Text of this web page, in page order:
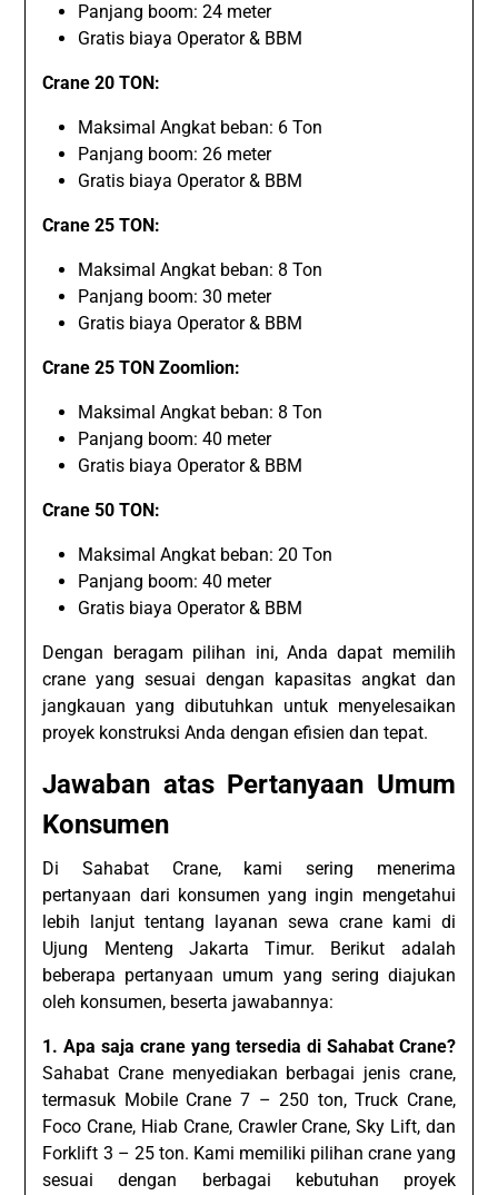
Panjang boom: 24 meter
Gratis biaya Operator & BBM
Crane 20 TON:
Maksimal Angkat beban: 6 Ton
Panjang boom: 26 meter
Gratis biaya Operator & BBM
Crane 25 TON:
Maksimal Angkat beban: 8 Ton
Panjang boom: 30 meter
Gratis biaya Operator & BBM
Crane 25 TON Zoomlion:
Maksimal Angkat beban: 8 Ton
Panjang boom: 40 meter
Gratis biaya Operator & BBM
Crane 50 TON:
Maksimal Angkat beban: 20 Ton
Panjang boom: 40 meter
Gratis biaya Operator & BBM
Dengan beragam pilihan ini, Anda dapat memilih
crane yang sesuai dengan kapasitas angkat dan
jangkauan yang dibutuhkan untuk menyelesaikan
proyek konstruksi Anda dengan efisien dan tepat.
Jawaban atas Pertanyaan Umum
Konsumen
Di Sahabat Crane, kami sering menerima
pertanyaan dari konsumen yang ingin mengetahui
lebih lanjut tentang layanan sewa crane kami di
Ujung Menteng Jakarta Timur. Berikut adalah
beberapa pertanyaan umum yang sering diajukan
oleh konsumen, beserta jawabannya:
1. Apa saja crane yang tersedia di Sahabat Crane?
Sahabat Crane menyediakan berbagai jenis crane,
termasuk Mobile Crane 7 – 250 ton, Truck Crane,
Foco Crane, Hiab Crane, Crawler Crane, Sky Lift, dan
Forklift 3 – 25 ton. Kami memiliki pilihan crane yang
sesuai dengan berbagai kebutuhan proyek